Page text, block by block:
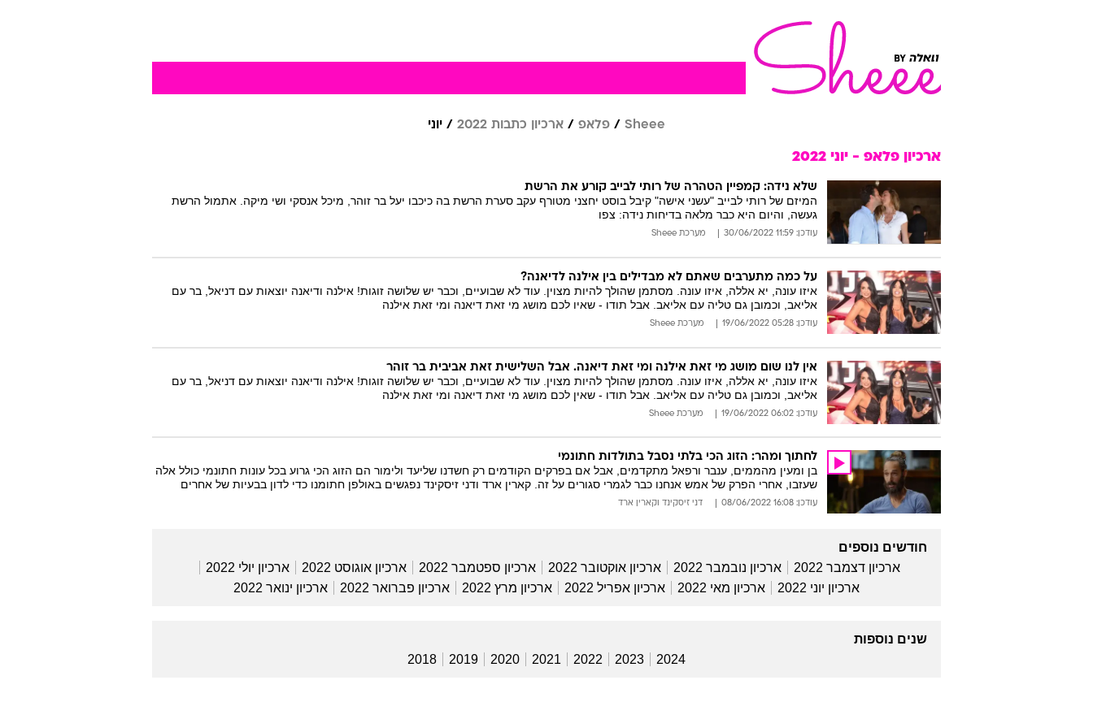
Sheee פלאפ ארכיון כתבות 2022 יוני
ארכיון פלאפ - יוני 2022
שלא נידה: קמפיין הטהרה של רותי לבייב קורע את הרשת
המיזם של רותי לבייב "עשני אישה" קיבל בוסט יחצני מטורף עקב סערת הרשת בה כיכבו יעל בר זוהר, מיכל אנסקי ושי מיקה. אתמול הרשת
געשה, והיום היא כבר מלאה בדיחות נידה: צפו
עודכן: 11:59 30/06/2022 מערכת Sheee
על כמה מתערבים שאתם לא מבדילים בין אילנה לדיאנה?
איזו עונה, יא אללה, איזו עונה. מסתמן שהולך להיות מצוין. עוד לא שבועיים, וכבר יש שלושה זוגות! אילנה ודיאנה יוצאות עם דניאל, בר עם
אליאב, וכמובן גם טליה עם אליאב. אבל תודו - שאיו לכם מושג מי זאת דיאנה ומי זאת אילנה
עודכן: 05:28 19/06/2022 מערכת Sheee
אין לנו שום מושג מי זאת אילנה ומי זאת דיאנה. אבל השלישית זאת אביבית בר זוהר
איזו עונה, יא אללה, איזו עונה. מסתמן שהולך להיות מצוין. עוד לא שבועיים, וכבר יש שלושה זוגות! אילנה ודיאנה יוצאות עם דניאל, בר עם
אליאב, וכמובן גם טליה עם אליאב. אבל תודו - שאין לכם מושג מי זאת דיאנה ומי זאת אילנה
עודכן: 06:02 19/06/2022 מערכת Sheee
לחתוך ומהר: הזוג הכי בלתי נסבל בתולדות חתונמי
בן ומעין מהממים, ענבר ורפאל מתקדמים, אבל אם בפרקים הקודמים רק חשדנו שליעד ולימור הם הזוג הכי גרוע בכל עונות חתונמי כולל אלה
שעזבו, אחרי הפרק של אמש אנחנו כבר לגמרי סגורים על זה. קארין ארד ודני זיסקינד נפגשים באולפן חתומנו כדי לדון בבעיות של אחרים
עודכן: 16:08 08/06/2022 דני זיסקינד וקארין ארד
חודשים נוספים
ארכיון דצמבר 2022
ארכיון נובמבר 2022 ארכיון אוקטובר 2022 ארכיון ספטמבר 2022 ארכיון אוגוסט 2022
ארכיון יולי 2022
ארכיון יוני 2022
ארכיון מאי 2022 ארכיון אפריל 2022 ארכיון מרץ 2022 ארכיון פברואר 2022 ארכיון ינואר 2022
שנים נוספות
2024
2023
2022
2021
2020
2019
2018